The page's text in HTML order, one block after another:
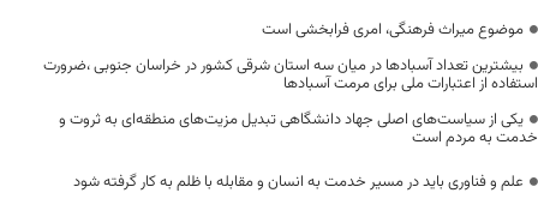
موضوع میراث فرهنگی، امری فرابخشی است
بیشترین تعداد آسبادها در میان سه استان شرقی کشور در خراسان جنوبی ،ضرورت
استفاده از اعتبارات ملی برای مرمت آسبادها
یکی از سیاست‌های اصلی جهاد دانشگاهی تبدیل مزیت‌های منطقه‌ای به ثروت و
خدمت به مردم است
علم و فناوری باید در مسیر خدمت به انسان و مقابله با ظلم به کار گرفته شود